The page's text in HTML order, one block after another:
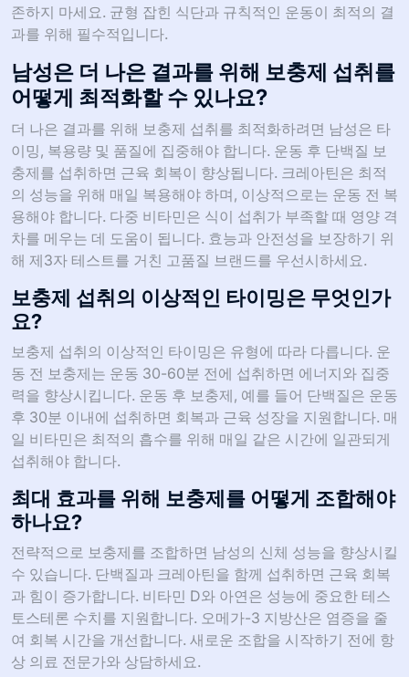
존하지 마세요. 균형 잡힌 식단과 규칙적인 운동이 최적의 결
과를 위해 필수적입니다.
남성은 더 나은 결과를 위해 보충제 섭취를
어떻게 최적화할 수 있나요?
더 나은 결과를 위해 보충제 섭취를 최적화하려면 남성은 타
이밍, 복용량 및 품질에 집중해야 합니다. 운동 후 단백질 보
충제를 섭취하면 근육 회복이 향상됩니다. 크레아틴은 최적
의 성능을 위해 매일 복용해야 하며, 이상적으로는 운동 전 복
용해야 합니다. 다중 비타민은 식이 섭취가 부족할 때 영양 격
차를 메우는 데 도움이 됩니다. 효능과 안전성을 보장하기 위
해 제3자 테스트를 거친 고품질 브랜드를 우선시하세요.
보충제 섭취의 이상적인 타이밍은 무엇인가
요?
보충제 섭취의 이상적인 타이밍은 유형에 따라 다릅니다. 운
동 전 보충제는 운동 30-60분 전에 섭취하면 에너지와 집중
력을 향상시킵니다. 운동 후 보충제, 예를 들어 단백질은 운동
후 30분 이내에 섭취하면 회복과 근육 성장을 지원합니다. 매
일 비타민은 최적의 흡수를 위해 매일 같은 시간에 일관되게
섭취해야 합니다.
최대 효과를 위해 보충제를 어떻게 조합해야
하나요?
전략적으로 보충제를 조합하면 남성의 신체 성능을 향상시킬
수 있습니다. 단백질과 크레아틴을 함께 섭취하면 근육 회복
과 힘이 증가합니다. 비타민 D와 아연은 성능에 중요한 테스
토스테론 수치를 지원합니다. 오메가-3 지방산은 염증을 줄
여 회복 시간을 개선합니다. 새로운 조합을 시작하기 전에 항
상 의료 전문가와 상담하세요.